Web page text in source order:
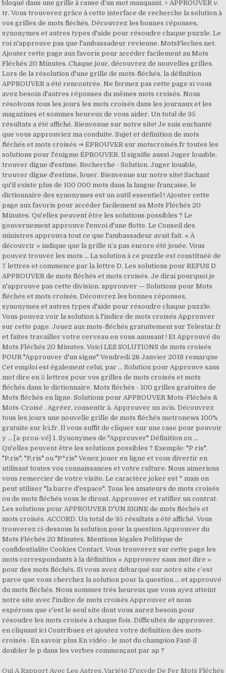
bloqué dans une grille à cause d’un mot manquant. > APPROUVER v.
tr. Vous trouverez grâce à cette interface de recherche la solution à
vos grilles de mots fléchés. Découvrez les bonnes réponses,
synonymes et autres types d'aide pour résoudre chaque puzzle. Le
roi n'approuve pas que l'ambassadeur revienne. MotsFleches.net.
Ajouter cette page aux favoris pour accéder facilement au Mots
Fléchés 20 Minutes. Chaque jour, découvrez de nouvelles grilles.
Lors de la résolution d'une grille de mots-fléchés, la définition
APPROUVER a été rencontrée. Ne fermez pas cette page si vous
avez besoin d'autres réponses du mêmes mots croisés. Nous
résolvons tous les jours les mots croisés dans les journaux et les
magazines et sommes heureux de vous aider. Un total de 35
résultats a été affiché. Bienvenue sur notre site! Je suis enchanté
que vous approuviez ma conduite. Sujet et définition de mots
fléchés et mots croisés ⇒ ÉPROUVER sur motscroisés.fr toutes les
solutions pour l'énigme ÉPROUVER. Il signifie aussi Juger louable,
trouver digne d'estime. Recherche - Solution. Juger louable,
trouver digne d'estime, louer. Bienvenue sur notre site! Sachant
qu'il existe plus de 100 000 mots dans la langue française, le
dictionnaire des synonymes est un outil essentiel ! Ajouter cette
page aux favoris pour accéder facilement au Mots Fléchés 20
Minutes. Qu'elles peuvent être les solutions possibles ? Le
gouvernement approuve l'envoi d'une flotte. Le Conseil des
ministres approuva tout ce que l'ambassadeur avait fait. « À
découvrir » indique que la grille n’a pas encore été jouée. Vous
pouvez trouver les mots … La solution à ce puzzle est constituéè de
7 lettres et commence par la lettre D. Les solutions pour REFUS D
APPROUVER de mots fléchés et mots croisés. Je dirai pourquoi je
n'approuve pas cette division. approuver — Solutions pour Mots
fléchés et mots croisés. Découvrez les bonnes réponses,
synonymes et autres types d'aide pour résoudre chaque puzzle.
Vous pouvez voir la solution à l'indice de mots croisés Approuver
sur cette page. Jouez aux mots-fléchés gratuitement sur Telestar.fr
et faites travailler votre cerveau en vous amusant ! Et Approuvé du
Mots Fléchés 20 Minutes. Voici LES SOLUTIONS de mots croisés
POUR "Approuver d'un signe" Vendredi 26 Janvier 2018 remarque
Cet emploi est également celui, par … Solution pour Approuve sans
mot dire en 5 lettres pour vos grilles de mots croisés et mots
fléchés dans le dictionnaire. Mots fléchés - 100 grilles gratuites de
Mots fléchés en ligne. Solutions pour APPROUVER Mots-Fléchés &
Mots-Croisé . Agréer, consentir à. Approuver un avis. Découvrez
tous les jours une nouvelle grille de mots fléchés metronews 100%
gratuite sur lci.fr. Il vous suffit de cliquer sur une case pour pouvoir
y … [a-prou-vé] 1. Synonymes de "Approuver" Définition ou …
Qu'elles peuvent être les solutions possibles ? Exemple: "P ris",
"P.ris", "P,ris" ou "P*ris" Venez jouer en ligne et vous divertir en
utilisant toutes vos connaissances et votre culture. Nous aimerions
vous remercier de votre visite. Le caractère joker est * mais on
peut utiliser "la barre d'espace". Tous les amateurs de mots croisés
ou de mots fléchés vous le diront. Approuver et ratifier un contrat.
Les solutions pour APPROUVER D'UN SIGNE de mots fléchés et
mots croisés. ACCORD. Un total de 35 résultats a été affiché. Vous
trouverez ci-dessous la solution pour la question Approuver du
Mots Fléchés 20 Minutes. Mentions légales Politique de
confidentialite Cookies Contact. Vous trouverez sur cette page les
mots correspondants à la définition « Approuver sans mot dire »
pour des mots fléchés. Si vous avez débarqué sur notre site c’est
parce que vous cherchez la solution pour la question … et approuvé
du mots fléchés. Nous sommes très heureux que vous ayez atteint
notre site avec l'indice de mots croisés Approuver et nous
espérons que c'est le seul site dont vous aurez besoin pour
résoudre les mots croisés à chaque fois. Difficultés de approuver.
en cliquant ici Contribuez et ajoutez votre définition des mots-
croisés : En savoir plus En vidéo : le mot du champion Faut-il
doubler le p dans les verbes commençant par ap ?
Qui A Rapport Avec Les Astres,Variété D'oxyde De Fer Mots Fléchés